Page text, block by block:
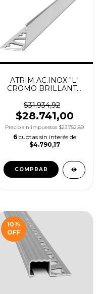
ATRIM AC.INOX "L"
CROMO BRILLANTE
COD.1450
$31.934,92
$28.741,00
Precio sin impuestos $23.752,89
6 cuotas sin interés de
$4.790,17
10%
OFF